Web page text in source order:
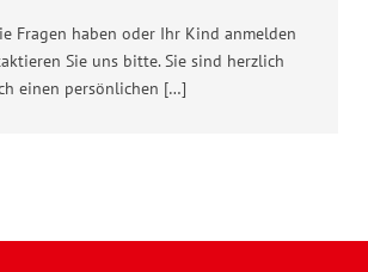
haben oder Ihr Kind anmelden
Sie uns bitte. Sie sind herzlich
einen persönlichen […]